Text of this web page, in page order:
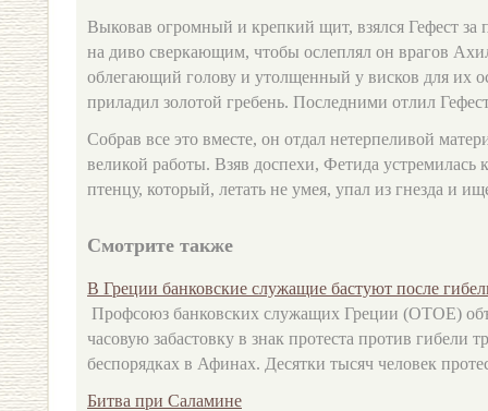
Выковав огромный и крепкий щит, взялся Гефест за
на диво сверкающим, чтобы ослеплял он врагов
облегающий голову и утолщенный у висков для их
приладил золотой гребень. Последними отлил
Собрав все это вместе, он отдал нетерпеливой
великой работы. Взяв доспехи, Фетида устремилась
птенцу, который, летать не умея, упал из гнезда и
Смотрите также
В Греции банковские служащие бастуют после
Профсоюз банковских служащих Греции (ОТОЕ)
часовую забастовку в знак протеста против гибели
беспорядках в Афинах. Десятки тысяч человек
Битва при Саламине